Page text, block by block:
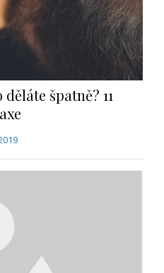
děláte špatně? 11